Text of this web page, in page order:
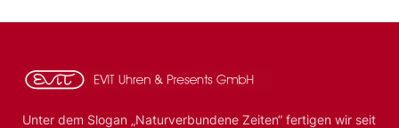
Unter dem Slogan „Naturverbundene Zeiten“ fertigen wir seit